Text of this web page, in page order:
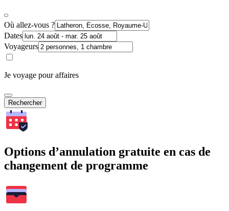
Où allez-vous ?
Dates
Voyageurs
Je voyage pour affaires
Rechercher
Options d’annulation gratuite en cas de
changement de programme